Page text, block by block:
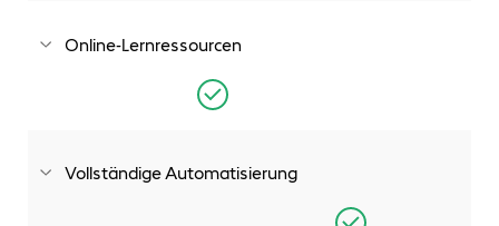
Online-Lernressourcen
Kostenlose technische Online-Lernressourcen,
Beispielprojekte und Hilfedateien
Vollständige Automatisierung
Vollständige Automatisierung von SOLIDWORKS-Teilen, -